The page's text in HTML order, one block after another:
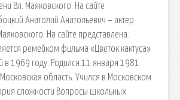
Вл. Маяковского. На сайте
Анатолий Анатольевич – актер
На сайте представлена.
ремейком фильма «Цветок кактуса»
в 1969 году. Родился 11 января 1981
область. Учился в Московском
сложности Вопросы школьных